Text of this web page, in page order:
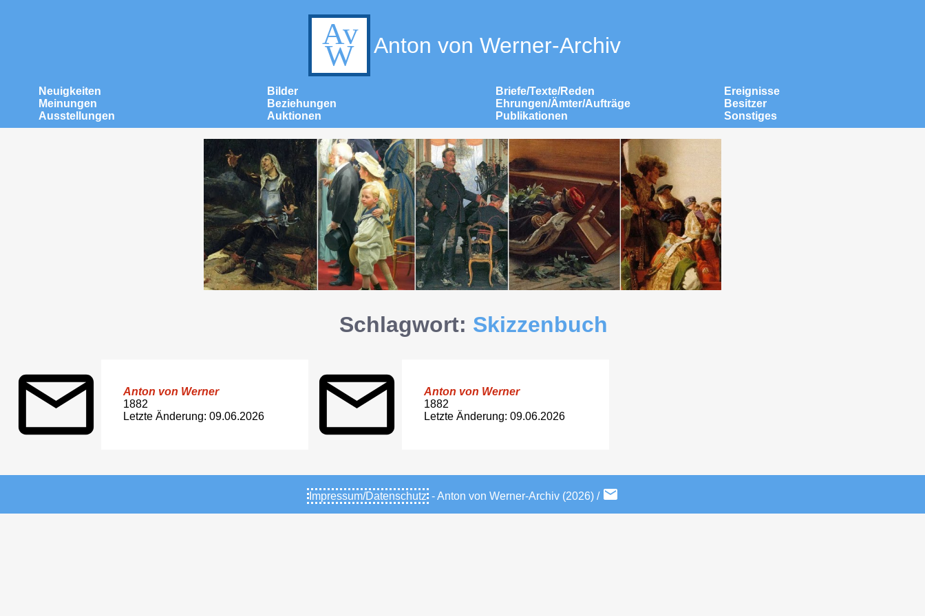
Anton von Werner-Archiv
Neuigkeiten Bilder Briefe/Texte/Reden
Ereignisse
Meinungen
Beziehungen Ehrungen/Ämter/Aufträge
Besitzer
Ausstellungen
Auktionen Publikationen Sonstiges
Schlagwort: Skizzenbuch
Anton von Werner
1882
Letzte Änderung: 09.06.2026
Anton von Werner
1882
Letzte Änderung: 09.06.2026
Impressum/Datenschutz - Anton von Werner-Archiv (2026) /